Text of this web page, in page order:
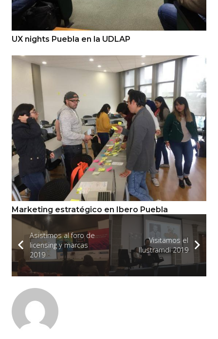
UX nights Puebla en la UDLAP
Marketing estratégico en Ibero Puebla
Asistimos al foro de
licensing y marcas
2019
Visitamos el
Ilustramdi 2019